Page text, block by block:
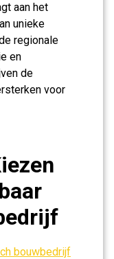
aan het
unieke
regionale
en
de
voor
bouwbedrijf